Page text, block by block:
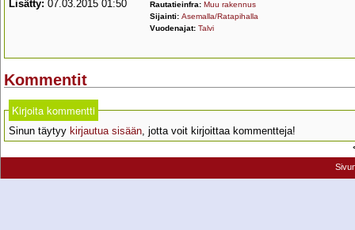
Lisätty: 07.03.2015 01:50 Rautatieinfra: Muu rakennus
Sijainti: Asemalla/Ratapihalla
Vuodenajat: Talvi
Kommentit
Kirjoita kommentti
Sinun täytyy kirjautua sisään, jotta voit kirjoittaa kommentteja!